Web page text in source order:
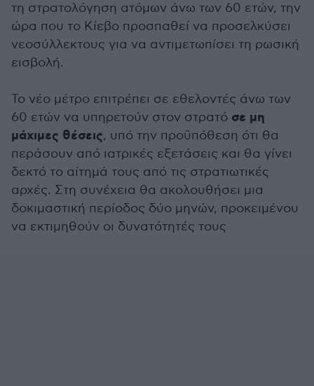
τη στρατολόγηση ατόμων άνω των 60 ετών, την
ώρα που το Κίεβο προσπαθεί να προσελκύσει
νεοσύλλεκτους για να αντιμετωπίσει τη ρωσική
εισβολή.
Το νέο μέτρο επιτρέπει σε εθελοντές άνω των
60 ετών να υπηρετούν στον στρατό σε μη
μάχιμες θέσεις, υπό την προϋπόθεση ότι θα
περάσουν από ιατρικές εξετάσεις και θα γίνει
δεκτό το αίτημά τους από τις στρατιωτικές
αρχές. Στη συνέχεια θα ακολουθήσει μια
δοκιμαστική περίοδος δύο μηνών, προκειμένου
να εκτιμηθούν οι δυνατότητές τους